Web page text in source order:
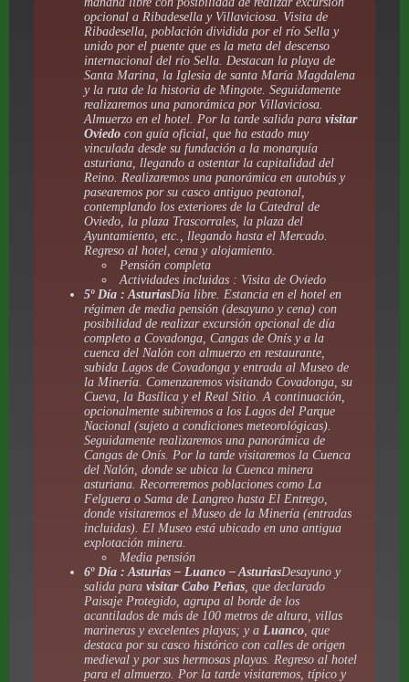
opcional a Ribadesella y Villaviciosa. Visita de
Ribadesella, población dividida por el río Sella y
unido por el puente que es la meta del descenso
internacional del río Sella. Destacan la playa de
Santa Marina, la Iglesia de santa María Magdalena
y la ruta de la historia de Mingote. Seguidamente
realizaremos una panorámica por Villaviciosa.
Almuerzo en el hotel. Por la tarde salida para visitar
Oviedocon guía oficial, que ha estado muy
vinculada desde su fundación a la monarquía
asturiana, llegando a ostentar la capitalidad del
Reino. Realizaremos una panorámica en autobús y
pasearemos por su casco antiguo peatonal,
contemplando los exteriores de la Catedral de
Oviedo, la plaza Trascorrales, la plaza del
Ayuntamiento, etc., llegando hasta el Mercado.
Regreso al hotel, cena y alojamiento.
Pensión completa
Actividades incluidas : Visita de Oviedo
5º Día : AsturiasDía libre. Estancia en el hotel en
régimen de media pensión (desayuno y cena) con
posibilidad de realizar excursión opcional de día
completo a Covadonga, Cangas de Onís y a la
cuenca del Nalón con almuerzo en restaurante,
subida Lagos de Covadonga y entrada al Museo de
la Minería. Comenzaremos visitando Covadonga, su
Cueva, la Basílica y el Real Sitio. A continuación,
opcionalmente subiremos a los Lagos del Parque
Nacional (sujeto a condiciones meteorológicas).
Seguidamente realizaremos una panorámica de
Cangas de Onís. Por la tarde visitaremos la Cuenca
del Nalón, donde se ubica la Cuenca minera
asturiana. Recorreremos poblaciones como La
Felguera o Sama de Langreo hasta El Entrego,
donde visitaremos el Museo de la Minería (entradas
incluidas). El Museo está ubicado en una antigua
explotación minera.
Media pensión
6º Día : Asturias – Luanco – AsturiasDesayuno y
salida para visitar Cabo Peñas, que declarado
Paisaje Protegido, agrupa al borde de los
acantilados de más de 100 metros de altura, villas
marineras y excelentes playas; y a Luanco, que
destaca por su casco histórico con calles de origen
medieval y por sus hermosas playas. Regreso al hotel
para el almuerzo. Por la tarde visitaremos, típico y